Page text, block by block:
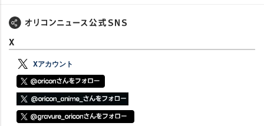
X
Xアカウント